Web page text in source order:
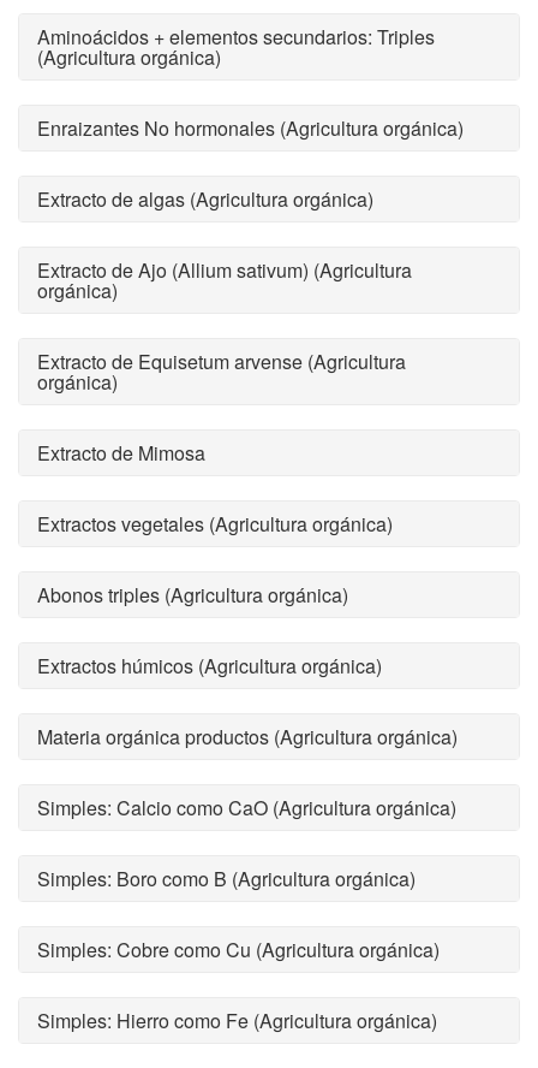
Aminoácidos + elementos secundarios: Triples
(Agricultura orgánica)
Enraizantes No hormonales (Agricultura orgánica)
Extracto de algas (Agricultura orgánica)
Extracto de Ajo (Allium sativum) (Agricultura
orgánica)
Extracto de Equisetum arvense (Agricultura
orgánica)
Extracto de Mimosa
Extractos vegetales (Agricultura orgánica)
Abonos triples (Agricultura orgánica)
Extractos húmicos (Agricultura orgánica)
Materia orgánica productos (Agricultura orgánica)
Simples: Calcio como CaO (Agricultura orgánica)
Simples: Boro como B (Agricultura orgánica)
Simples: Cobre como Cu (Agricultura orgánica)
Simples: Hierro como Fe (Agricultura orgánica)